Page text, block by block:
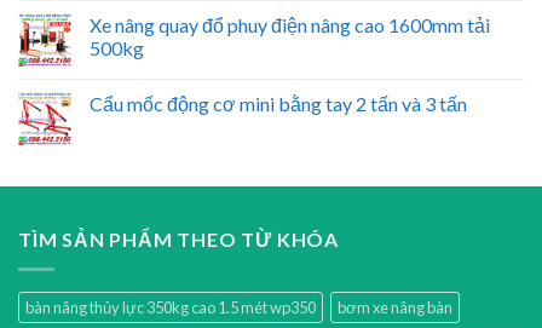
Xe nâng quay đổ phuy điện nâng cao 1600mm tải
500kg
Cẩu mốc động cơ mini bằng tay 2 tấn và 3 tấn
TÌM SẢN PHẨM THEO TỪ KHÓA
bàn nâng thủy lực 350kg cao 1.5 mét wp350
bơm xe nâng bàn